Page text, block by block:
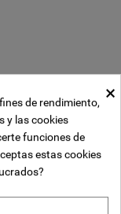
1
su lista de deseos.
×
de rendimiento,
y las cookies
funciones de
estas cookies